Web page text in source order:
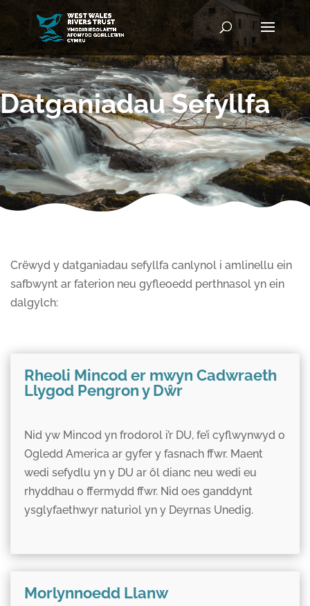
Datganiadau Sefyllfa
Crëwyd y datganiadau sefyllfa canlynol i amlinellu ein
safbwynt ar faterion neu gyfleoedd perthnasol yn ein
dalgylch:
Rheoli Mincod er mwyn Cadwraeth
Llygod Pengron y Dŵr
Nid yw Mincod yn frodorol i’r DU, fe’i cyflwynwyd o
Ogledd America ar gyfer y fasnach ffwr. Maent
wedi sefydlu yn y DU ar ôl dianc neu wedi eu
rhyddhau o ffermydd ffwr. Nid oes ganddynt
ysglyfaethwyr naturiol yn y Deyrnas Unedig.
Morlynnoedd Llanw